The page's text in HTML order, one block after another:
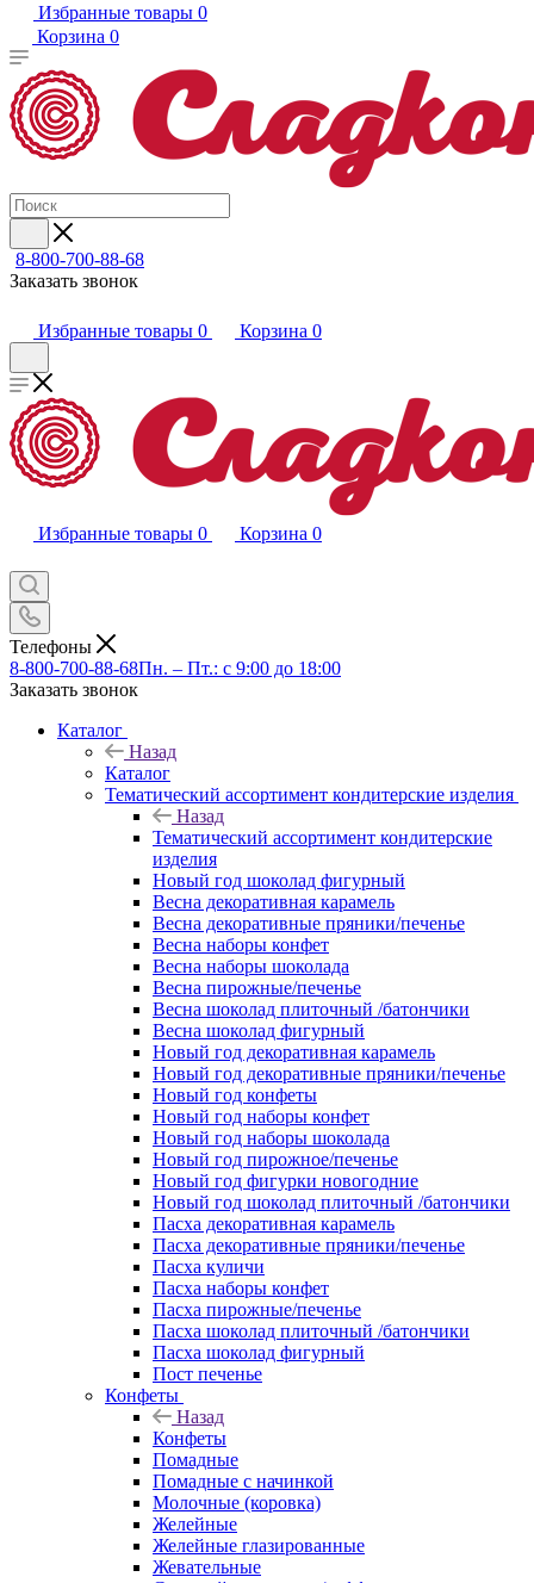
Избранные товары 0
Корзина 0
8-800-700-88-68
Заказать звонок
Избранные товары 0 Корзина 0
Избранные товары 0 Корзина 0
Телефоны
8-800-700-88-68Пн. – Пт.: с 9:00 до 18:00
Заказать звонок
Каталог
Назад
Каталог
Тематический ассортимент кондитерские изделия
Назад
Тематический ассортимент кондитерские
изделия
Новый год шоколад фигурный
Весна декоративная карамель
Весна декоративные пряники/печенье
Весна наборы конфет
Весна наборы шоколада
Весна пирожные/печенье
Весна шоколад плиточный /батончики
Весна шоколад фигурный
Новый год декоративная карамель
Новый год декоративные пряники/печенье
Новый год конфеты
Новый год наборы конфет
Новый год наборы шоколада
Новый год пирожное/печенье
Новый год фигурки новогодние
Новый год шоколад плиточный /батончики
Пасха декоративная карамель
Пасха декоративные пряники/печенье
Пасха куличи
Пасха наборы конфет
Пасха пирожные/печенье
Пасха шоколад плиточный /батончики
Пасха шоколад фигурный
Пост печенье
Конфеты
Назад
Конфеты
Помадные
Помадные с начинкой
Молочные (коровка)
Желейные
Желейные глазированные
Жевательные